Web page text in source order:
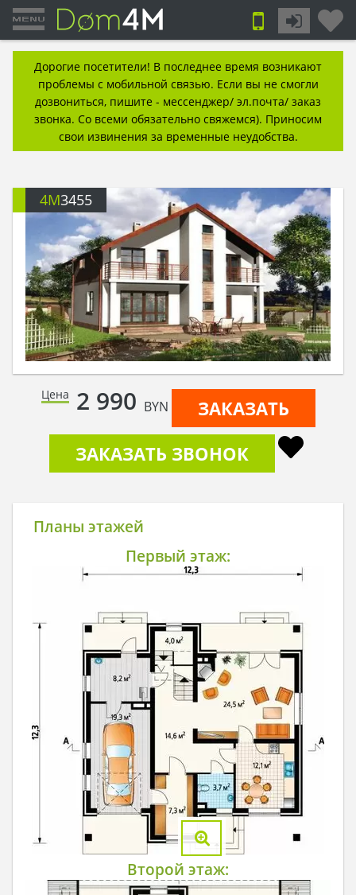
Дорогие посетители! В последнее время возникают
проблемы с мобильной связью. Если вы не смогли
дозвониться, пишите - мессенджер/ эл.почта/ заказ
звонка. Со всеми обязательно свяжемся). Приносим
свои извинения за временные неудобства.
4M3455
Цена 2 990 BYN
ЗАКАЗАТЬ
ЗАКАЗАТЬ ЗВОНОК
Планы этажей
Первый этаж:
Второй этаж: